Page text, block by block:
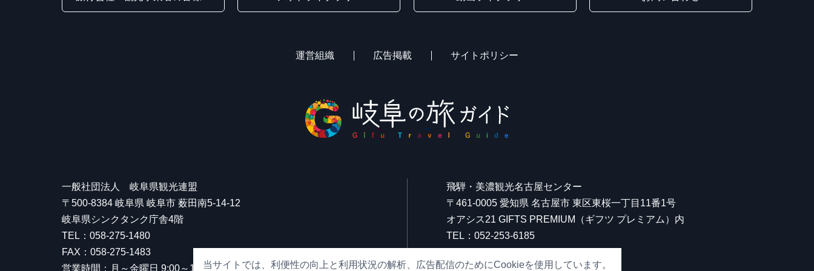
運営組織 広告掲載 サイトポリシー
一般社団法人 岐阜県観光連盟
〒500-8384 岐阜県 岐阜市 薮田南5-14-12
岐阜県シンクタンク庁舎4階
TEL：058-275-1480
FAX：058-275-1483
営業時間：月～金曜日 9:00～17:00
飛騨・美濃観光名古屋センター
〒461-0005 愛知県 名古屋市 東区東桜一丁目11番1号
オアシス21 GIFTS PREMIUM（ギフツ プレミアム）内
TEL：052-253-6185
営業時間：10:00～21:00
当サイトでは、利便性の向上と利用状況の解析、広告配信のためにCookieを使用しています。